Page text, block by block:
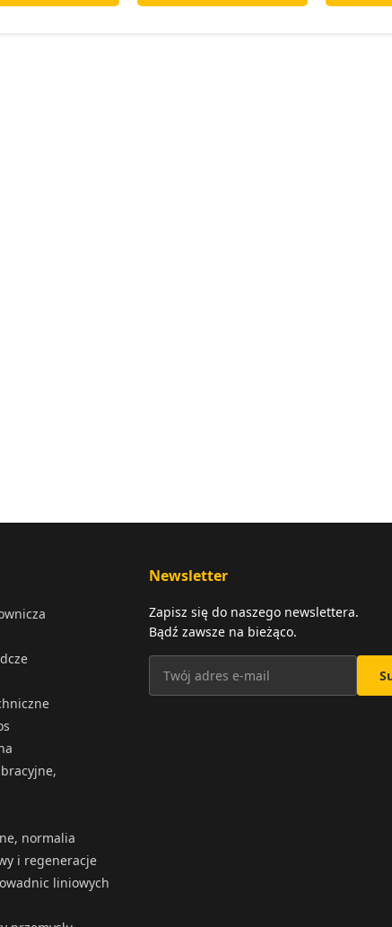
normalia
i regeneracje
liniowych
Newsletter
Zapisz się do naszego newslettera.
Bądź zawsze na bieżąco.